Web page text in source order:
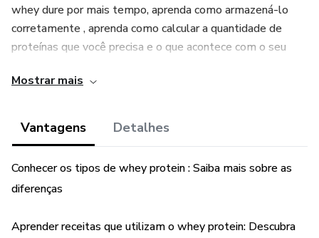
whey dure por mais tempo, aprenda como armazená-lo
corretamente , aprenda como calcular a quantidade de
proteínas que você precisa e o que acontece com o seu
necessita.
Se você está buscando uma forma de melhorar seu
desempenho físico, o consumo de whey protein pode ser
explica os benefícios do whey para a saúde e dá dicas de
como substituí-lo por outros alimentos.
Não perca mais tempo e adquira agora mesmo o seu guia
Mostrar mais
Vantagens Detalhes
Conhecer os tipos de whey protein : Saiba mais sobre as
diferenças
Aprender receitas que utilizam o whey protein: Descubra